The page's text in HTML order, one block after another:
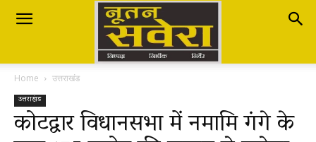
Nutan
Savera
Home उत्तराखंड
उत्तराखंड
कोटद्वार विधानसभा में नमामि गंगे के